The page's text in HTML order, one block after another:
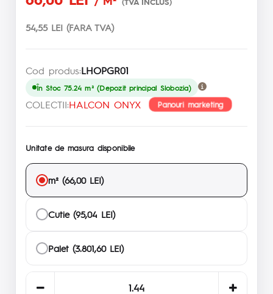
54,55 LEI (FARA TVA)
Cod produs:LHOPGR01
În Stoc 75.24 m² (Depozit principal Slobozia)
COLECTII:HALCON ONYX Panouri marketing
Unitate de masura disponibile
m² (66,00 LEI)
Cutie (95,04 LEI)
Palet (3.801,60 LEI)